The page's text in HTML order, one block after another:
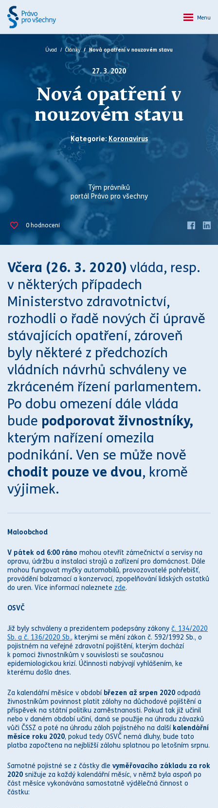
Menu
Úvod Články Nová opatření v nouzovém stavu
27. 3. 2020
Nová opatření v
nouzovém stavu
Kategorie: Koronavirus
Tým právníků
portál Právo pro všechny
0 hodnocení
Včera (26. 3. 2020) vláda, resp.
v některých případech
Ministerstvo zdravotnictví,
rozhodli o řadě nových či úpravě
stávajících opatření, zároveň
byly některé z předchozích
vládních návrhů schváleny ve
zkráceném řízení parlamentem.
Po dobu omezení dále vláda
bude podporovat živnostníky,
kterým nařízení omezila
podnikání. Ven se může nově
chodit pouze ve dvou, kromě
výjimek.
Maloobchod
V pátek od 6:00 ráno mohou otevřít zámečnictví a servisy na
opravu, údržbu a instalaci strojů a zařízení pro domácnost. Dále
mohou fungovat myčky automobilů, provozovatelé pohřebišť,
provádění balzamací a konzervací, zpopelňování lidských ostatků
do uren. Více informací naleznete zde.
OSVČ
Již byly schváleny a prezidentem podepsány zákony č. 134/2020
Sb. a č. 136/2020 Sb., kterými se měnízákon č. 592/1992 Sb., o
pojistném na veřejné zdravotní pojištění, kterým dochází
k pomoci živnostníkům v souvislosti se současnou
epidemiologickou krizí. Účinnosti nabývají vyhlášením, ke
kterému došlo dnes.
Za kalendářní měsíce v období březen až srpen 2020 odpadá
živnostníkům povinnost platit zálohy na důchodové pojištění a
příspěvek na státní politiku zaměstnanosti. Pokud tak již učinil
nebo v daném období učiní, daná se použije na úhradu závazků
vůči ČSSZ a poté na úhradu záloh pojistného na další kalendářní
měsíce roku 2020, pokud tedy OSVČ nemá dluhy, bude tato
platba započtena na nejbližší zálohu splatnou po letošním srpnu.
Samotné pojistné se z částky dle vyměřovacího základu za rok
2020 snižuje za každý kalendářní měsíc, v němž byla aspoň po
část měsíce vykonávána samostatně výdělečná činnost o
částku: